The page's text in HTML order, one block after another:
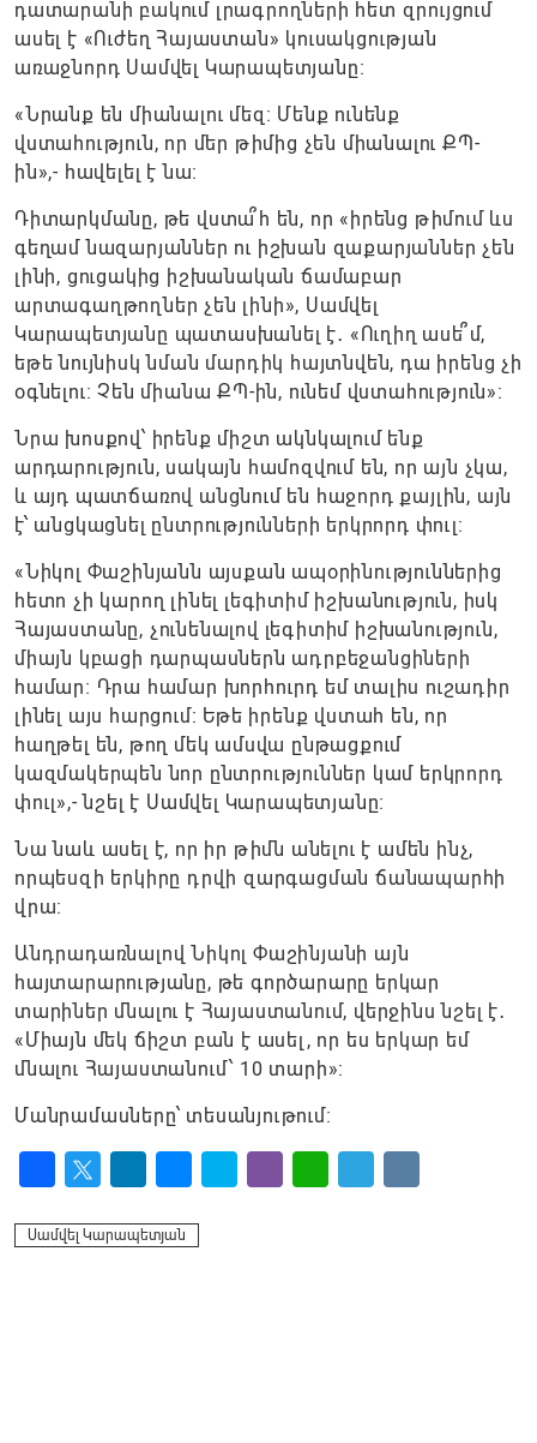
դատարանի բակում լրագրողների հետ զրույցում
ասել է «Ուժեղ Հայաստան» կուսակցության
առաջնորդ Սամվել Կարապետյանը։
«Նրանք են միանալու մեզ։ Մենք ունենք
վստահություն, որ մեր թիմից չեն միանալու ՔՊ-
ին»,- հավելել է նա։
Դիտարկմանը, թե վստա՞հ են, որ «իրենց թիմում ևս
գեղամ նազարյաններ ու իշխան զաքարյաններ չեն
լինի, ցուցակից իշխանական ճամաբար
արտագաղթողներ չեն լինի», Սամվել
Կարապետյանը պատասխանել է․ «Ուղիղ ասե՞մ,
եթե նույնիսկ նման մարդիկ հայտնվեն, դա իրենց չի
օգնելու։ Չեն միանա ՔՊ-ին, ունեմ վստահություն»։
Նրա խոսքով՝ իրենք միշտ ակնկալում ենք
արդարություն, սակայն համոզվում են, որ այն չկա,
և այդ պատճառով անցնում են հաջորդ քայլին, այն
է՝ անցկացնել ընտրությունների երկրորդ փուլ։
«Նիկոլ Փաշինյանն այսքան ապօրինություններից
հետո չի կարող լինել լեգիտիմ իշխանություն, իսկ
Հայաստանը, չունենալով լեգիտիմ իշխանություն,
միայն կբացի դարպասներն ադրբեջանցիների
համար։ Դրա համար խորհուրդ եմ տալիս ուշադիր
լինել այս հարցում։ Եթե իրենք վստահ են, որ
հաղթել են, թող մեկ ամսվա ընթացքում
կազմակերպեն նոր ընտրություններ կամ երկրորդ
փուլ»,- նշել է Սամվել Կարապետյանը։
Նա նաև ասել է, որ իր թիմն անելու է ամեն ինչ,
որպեսզի երկիրը դրվի զարգացման ճանապարհի
վրա։
Անդրադառնալով Նիկոլ Փաշինյանի այն
հայտարարությանը, թե գործարարը երկար
տարիներ մնալու է Հայաստանում, վերջինս նշել է․
«Միայն մեկ ճիշտ բան է ասել, որ ես երկար եմ
մնալու Հայաստանում՝ 10 տարի»։
Մանրամասները՝ տեսանյութում։
Սամվել Կարապետյան